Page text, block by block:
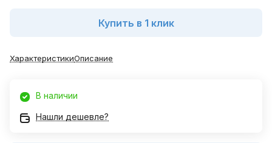
Купить в 1 клик
ХарактеристикиОписание
В наличии
Нашли дешевле?